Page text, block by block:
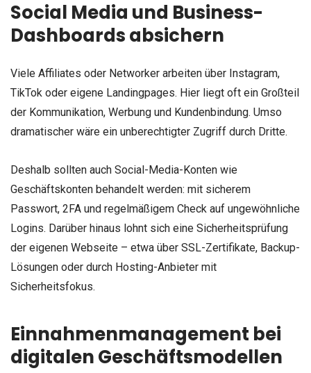
Social Media und Business-
Dashboards absichern
Viele Affiliates oder Networker arbeiten über Instagram,
TikTok oder eigene Landingpages. Hier liegt oft ein Großteil
der Kommunikation, Werbung und Kundenbindung. Umso
dramatischer wäre ein unberechtigter Zugriff durch Dritte.
Deshalb sollten auch Social-Media-Konten wie
Geschäftskonten behandelt werden: mit sicherem
Passwort, 2FA und regelmäßigem Check auf ungewöhnliche
Logins. Darüber hinaus lohnt sich eine Sicherheitsprüfung
der eigenen Webseite – etwa über SSL-Zertifikate, Backup-
Lösungen oder durch Hosting-Anbieter mit
Sicherheitsfokus.
Einnahmenmanagement bei
digitalen Geschäftsmodellen